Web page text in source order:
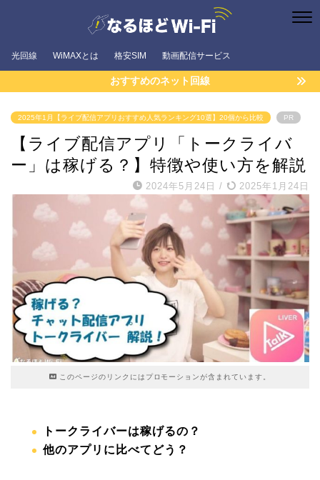
光回線 WiMAXとは 格安SIM 動画配信サービス
おすすめのネット回線
2025年1月【ライブ配信アプリおすすめ人気ランキング10選】20個から比較 PR
【ライブ配信アプリ「トークライバ
ー」は稼げる？】特徴や使い方を解説
2024年5月24日 / 2025年1月24日
このページのリンクにはプロモーションが含まれています。
トークライバーは稼げるの？
他のアプリに比べてどう？